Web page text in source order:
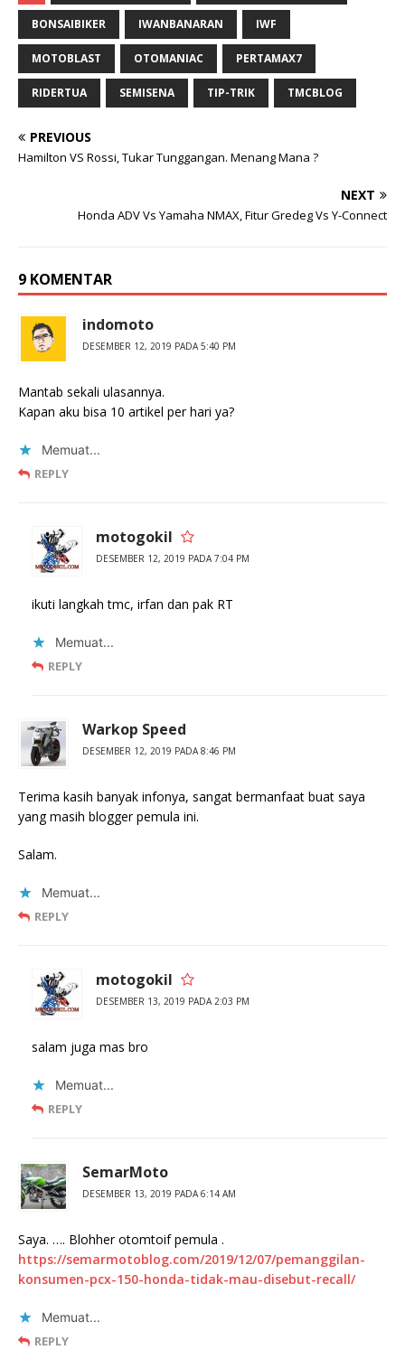
BONSAIBIKER IWANBANARAN IWF
MOTOBLAST OTOMANIAC PERTAMAX7
RIDERTUA SEMISENA TIP-TRIK TMCBLOG
PREVIOUS
Hamilton VS Rossi, Tukar Tunggangan. Menang Mana ?
NEXT
Honda ADV Vs Yamaha NMAX, Fitur Gredeg Vs Y-Connect
9 KOMENTAR
indomoto
DESEMBER 12, 2019 PADA 5:40 PM
Mantab sekali ulasannya.
Kapan aku bisa 10 artikel per hari ya?
Memuat...
REPLY
motogokil
DESEMBER 12, 2019 PADA 7:04 PM
ikuti langkah tmc, irfan dan pak RT
Memuat...
REPLY
Warkop Speed
DESEMBER 12, 2019 PADA 8:46 PM
Terima kasih banyak infonya, sangat bermanfaat buat saya
yang masih blogger pemula ini.
Salam.
Memuat...
REPLY
motogokil
DESEMBER 13, 2019 PADA 2:03 PM
salam juga mas bro
Memuat...
REPLY
SemarMoto
DESEMBER 13, 2019 PADA 6:14 AM
Saya. …. Blohher otomtoif pemula .
https://semarmotoblog.com/2019/12/07/pemanggilan-
konsumen-pcx-150-honda-tidak-mau-disebut-recall/
Memuat...
REPLY